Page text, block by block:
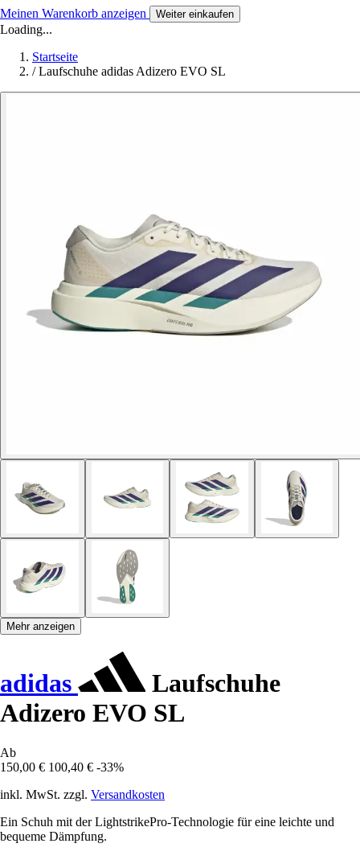
Meinen Warenkorb anzeigen Weiter einkaufen
Loading...
Startseite
/ Laufschuhe adidas Adizero EVO SL
Mehr anzeigen
adidas
Laufschuhe
Adizero EVO SL
Ab
150,00 € 100,40 € -33%
inkl. MwSt. zzgl. Versandkosten
Ein Schuh mit der LightstrikePro-Technologie für eine leichte und
bequeme Dämpfung.